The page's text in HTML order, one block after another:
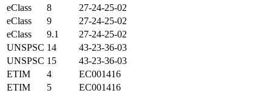
eClass
8
27-24-25-02
eClass
9
27-24-25-02
eClass
9.1
27-24-25-02
UNSPSC 14
43-23-36-03
UNSPSC 15
43-23-36-03
ETIM
4
EC001416
ETIM
5
EC001416